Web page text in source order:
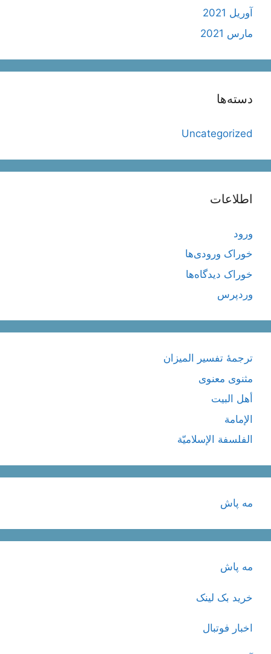
آوریل 2021
مارس 2021
دسته‌ها
Uncategorized
اطلاعات
ورود
خوراک ورودی‌ها
خوراک دیدگاه‌ها
وردپرس
ترجمۀ تفسیر المیزان
مثنوی معنوی
أهل البيت
الإمامة
الفلسفة الإسلاميّة
مه پاش
مه پاش
خرید بک لینک
اخبار فوتبال